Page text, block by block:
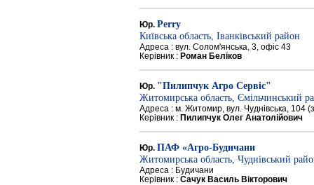
Юр. Perry
Київська область, Іванківський район
Адреса : вул. Солом'янська, 3, офіс 43
Керівник : Роман Беліков
Юр. "Пилипчук Агро Сервіс"
Житомирська область, Ємільчинський
Адреса : м. Житомир, вул. Чуднівська, 104
Керівник : Пилипчук Олег Анатолійович
Юр. ПАФ «Агро-Будичани
Житомирська область, Чуднівський
Адреса : Будичани
Керівник : Сачук Василь Вікторович